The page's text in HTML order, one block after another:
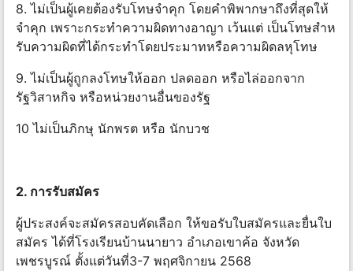
8. ไม่เป็นผู้เคยต้องรับโทษจําคุก โดยคําพิพากษาถึงที่สุดให้
จําคุก เพราะกระทําความผิดทางอาญา เว้นแต่ เป็นโทษสําห
รับความผิดที่ได้กระทําโดยประมาทหรือความผิดลหุโทษ
9. ไม่เป็นผู้ถูกลงโทษให้ออก ปลดออก หรือไล่ออกจาก
รัฐวิสาหกิจ หรือหน่วยงานอื่นของรัฐ
10 ไม่เป็นภิกษุ นักพรต หรือ นักบวช
2. การรับสมัคร
ผู้ประสงค์จะสมัครสอบคัดเลือก ให้ขอรับใบสมัครและยื่นใบ
สมัคร ได้ที่โรงเรียนบ้านนายาว อําเภอเขาค้อ จังหวัด
เพชรบูรณ์ ตั้งแต่วันที่3-7 พฤศจิกายน 2568